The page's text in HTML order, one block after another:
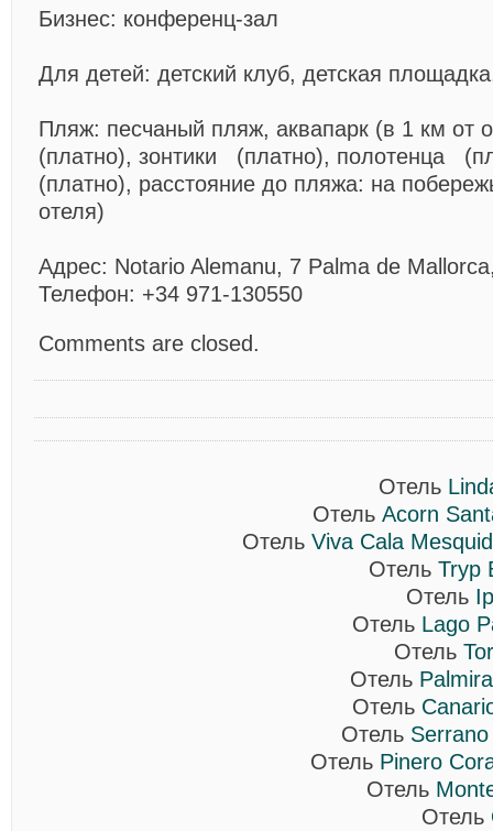
Бизнес: конференц-зал
Для детей: детский клуб, детская
Пляж: песчаный пляж, аквапарк (в 1 км от
(платно), зонтики (платно), полотенца
(платно), расстояние до пляжа: на
отеля)
Адрес: Notario Alemanu, 7 Palma de
Телефон: +34 971-130550
Comments are closed.
Отель
Отель Acorn
Отель Viva Cala
Отель Tryp
Отель
Отель Lago
Отель
Отель
Отель
Отель
Отель Pinero
Отель
Отель